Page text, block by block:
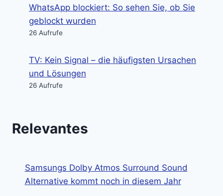
WhatsApp blockiert: So sehen Sie, ob Sie
geblockt wurden
26 Aufrufe
TV: Kein Signal – die häufigsten Ursachen
und Lösungen
26 Aufrufe
Relevantes
Samsungs Dolby Atmos Surround Sound
Alternative kommt noch in diesem Jahr